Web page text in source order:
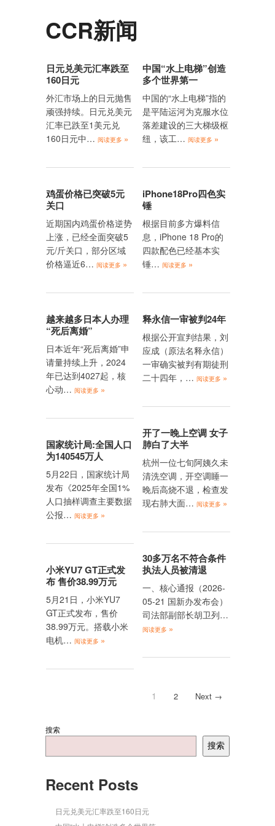
CCR新闻
日元兑美元汇率跌至
160日元
外汇市场上的日元抛售
顽强持续。日元兑美元
汇率已跌至1美元兑
160日元中… 阅读更多 »
中国“水上电梯”创造
多个世界第一
中国的“水上电梯”指的
是平陆运河为克服水位
落差建设的三大梯级枢
纽，该工… 阅读更多 »
鸡蛋价格已突破5元
关口
近期国内鸡蛋价格逆势
上涨，已经全面突破5
元/斤关口，部分区域
价格逼近6… 阅读更多 »
iPhone18Pro四色实
锤
根据目前多方爆料信
息，iPhone 18 Pro的
四款配色已经基本实
锤… 阅读更多 »
越来越多日本人办理
“死后离婚”
日本近年“死后离婚”申
请量持续上升，2024
年已达到4027起，核
心动… 阅读更多 »
释永信一审被判24年
根据公开宣判结果，刘
应成（原法名释永信）
一审确实被判有期徒刑
二十四年，… 阅读更多 »
开了一晚上空调 女子
肺白了大半
杭州一位七旬阿姨久未
清洗空调，开空调睡一
晚后高烧不退，检查发
现右肺大面… 阅读更多 »
国家统计局:全国人口
为140545万人
5月22日，国家统计局
发布《2025年全国1%
人口抽样调查主要数据
公报… 阅读更多 »
30多万名不符合条件
执法人员被清退
一、核心通报（2026-
05-21 国新办发布会）
司法部副部长胡卫列…
阅读更多 »
小米YU7 GT正式发
布 售价38.99万元
5月21日，小米YU7
GT正式发布，售价
38.99万元。搭载小米
电机… 阅读更多 »
1 2 Next →
搜索
搜索
Recent Posts
日元兑美元汇率跌至160日元